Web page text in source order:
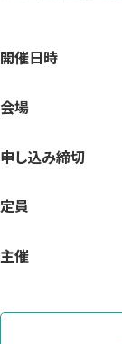
開催日時
会場
申し込み締切
定員
主催